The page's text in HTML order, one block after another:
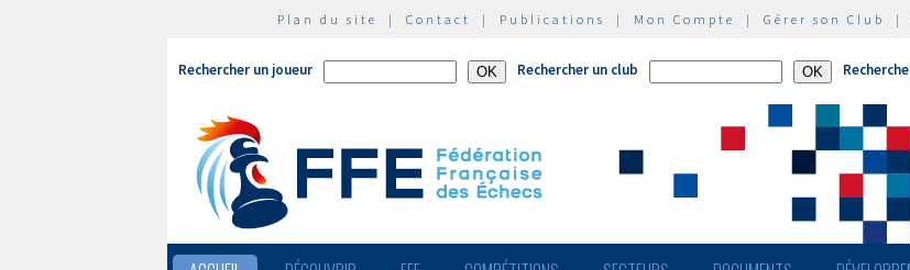
Plan du site | Contact | Publications | Mon Compte | Gérer son Club |
Rechercher un joueur Rechercher un club